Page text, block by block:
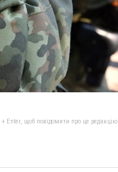
Enter, щоб повідомити про це редакцію